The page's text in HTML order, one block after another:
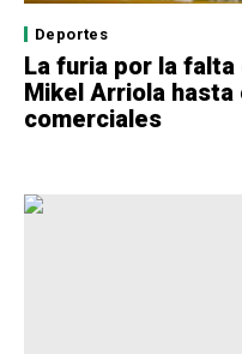
Deportes
La furia por la
Mikel Arriola
comerciales